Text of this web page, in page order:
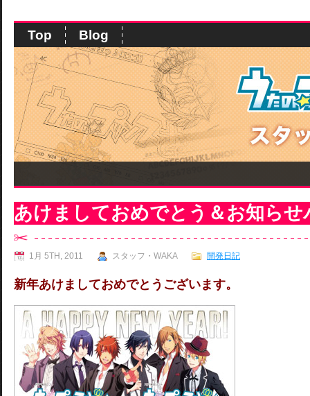
Top Blog
あけましておめでとう＆お知らせ
1月 5TH, 2011 スタッフ・WAKA 開発日記
新年あけましておめでとうございます。